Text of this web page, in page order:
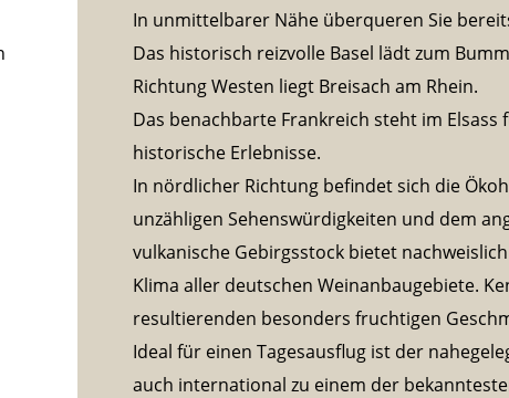
In unmittelbarer Nähe überqueren Sie
Das historisch reizvolle Basel lädt zum
Richtung Westen liegt Breisach am Rhein.
Das benachbarte Frankreich steht im
historische Erlebnisse.
In nördlicher Richtung befindet sich die
unzähligen Sehenswürdigkeiten und dem
vulkanische Gebirgsstock bietet
Klima aller deutschen Weinanbaugebiete.
resultierenden besonders fruchtigen
Ideal für einen Tagesausflug ist der
auch international zu einem der